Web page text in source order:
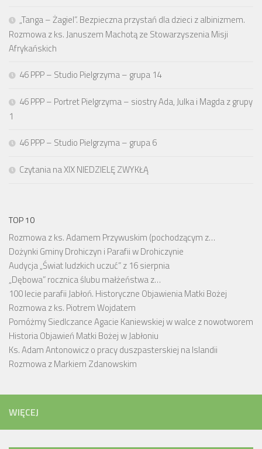
„Tanga – Żagiel”. Bezpieczna przystań dla dzieci z albinizmem.
Rozmowa z ks. Januszem Machotą ze Stowarzyszenia Misji
Afrykańskich
46 PPP – Studio Pielgrzyma – grupa 14
46 PPP – Portret Pielgrzyma – siostry Ada, Julka i Magda z grupy
1
46 PPP – Studio Pielgrzyma – grupa 6
Czytania na XIX NIEDZIELĘ ZWYKŁĄ
TOP 10
Rozmowa z ks. Adamem Przywuskim (pochodzącym z…
Dożynki Gminy Drohiczyn i Parafii w Drohiczynie
Audycja „Świat ludzkich uczuć” z 16 sierpnia
„Dębowa” rocznica ślubu małżeństwa z…
100 lecie parafii Jabłoń. Historyczne Objawienia Matki Bożej
Rozmowa z ks. Piotrem Wojdatem
Pomóżmy Siedlczance Agacie Kaniewskiej w walce z nowotworem
Historia Objawień Matki Bożej w Jabłoniu
Ks. Adam Antonowicz o pracy duszpasterskiej na Islandii
Rozmowa z Markiem Zdanowskim
WIĘCEJ